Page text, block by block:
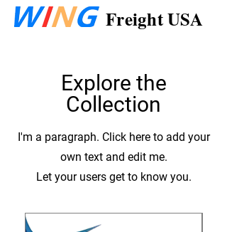
Freight USA
Explore the
Collection
I'm a paragraph. Click here to add your
own text and edit me.
Let your users get to know you.